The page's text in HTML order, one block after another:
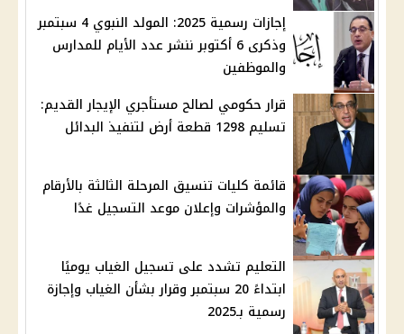
إجازات رسمية 2025: المولد النبوي 4 سبتمبر
وذكرى 6 أكتوبر ننشر عدد الأيام للمدارس
والموظفين
قرار حكومي لصالح مستأجري الإيجار القديم:
تسليم 1298 قطعة أرض لتنفيذ البدائل
قائمة كليات تنسيق المرحلة الثالثة بالأرقام
والمؤشرات وإعلان موعد التسجيل غدًا
التعليم تشدد على تسجيل الغياب يوميًا
ابتداءً 20 سبتمبر وقرار بشأن الغياب وإجازة
رسمية بـ2025